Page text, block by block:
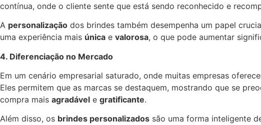
contínua, onde o cliente sente que está sendo reconhecido e
A personalização dos brindes também desempenha um papel
uma experiência mais única e valorosa, o que pode aumentar
4. Diferenciação no Mercado
Em um cenário empresarial saturado, onde muitas empresas
Eles permitem que as marcas se destaquem, mostrando que se
compra mais agradável e gratificante.
Além disso, os brindes personalizados são uma forma inteligente